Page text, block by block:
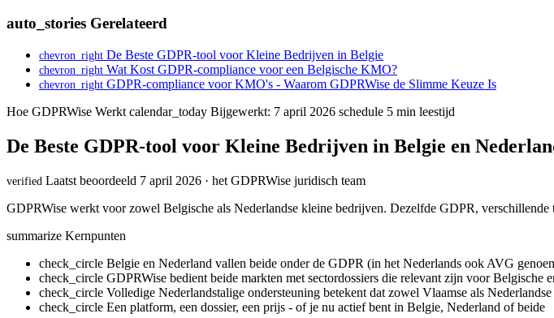
auto_stories Gerelateerd
chevron_right De Beste GDPR-tool voor Kleine Bedrijven in Belgie
chevron_right Wat Kost GDPR-compliance voor een Belgische KMO?
chevron_right GDPR-compliance voor KMO's - Waarom GDPRWise de Slimme Keuze Is
Hoe GDPRWise Werkt calendar_today Bijgewerkt: 7 april 2026 schedule 5 min leestijd
De Beste GDPR-tool voor Kleine Bedrijven in Belgie en
verified Laatst beoordeeld 7 april 2026 · het GDPRWise juridisch team
GDPRWise werkt voor zowel Belgische als Nederlandse kleine bedrijven. Dezelfde GDPR, verschillende
summarize Kernpunten
check_circle Belgie en Nederland vallen beide onder de GDPR (in het Nederlands ook AVG
check_circle GDPRWise bedient beide markten met sectordossiers die relevant zijn voor Belgische
check_circle Volledige Nederlandstalige ondersteuning betekent dat zowel Vlaamse als
check_circle Een platform, een dossier, een prijs - of je nu actief bent in Belgie, Nederland of beide